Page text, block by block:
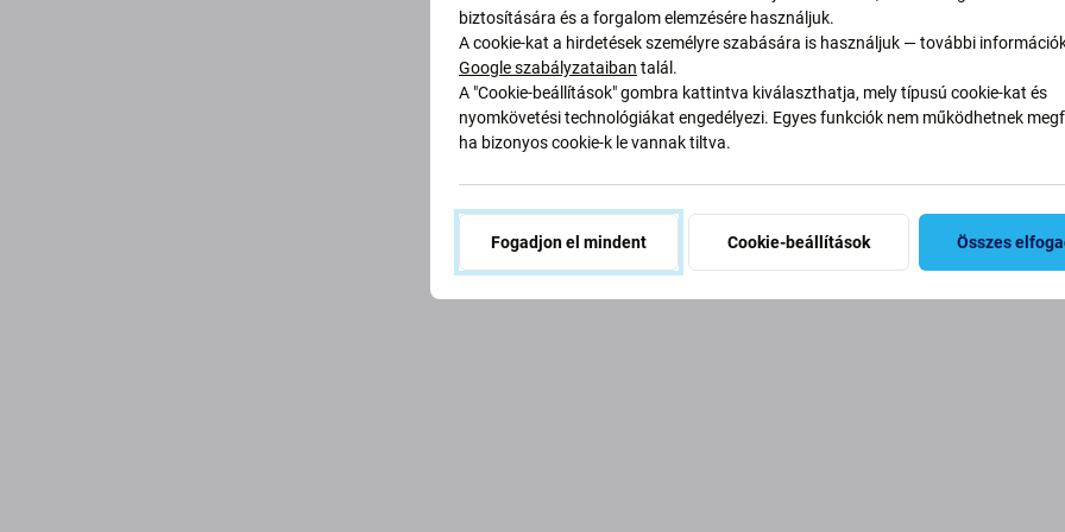
A kosár üres
Válassza ki a kívánt termékeket, vagy jelentkezzen be a
Kezdje el a vásárlást
biztosítására és a forgalom elemzésére használjuk.
A cookie-kat a hirdetések személyre szabására is használjuk — további
Google szabályzataiban talál.
A "Cookie-beállítások" gombra kattintva kiválaszthatja, mely típusú cookie-kat és
nyomkövetési technológiákat engedélyezi. Egyes funkciók nem működhetnek
ha bizonyos cookie-k le vannak tiltva.
Fogadjon el mindent Cookie-beállítások Összes